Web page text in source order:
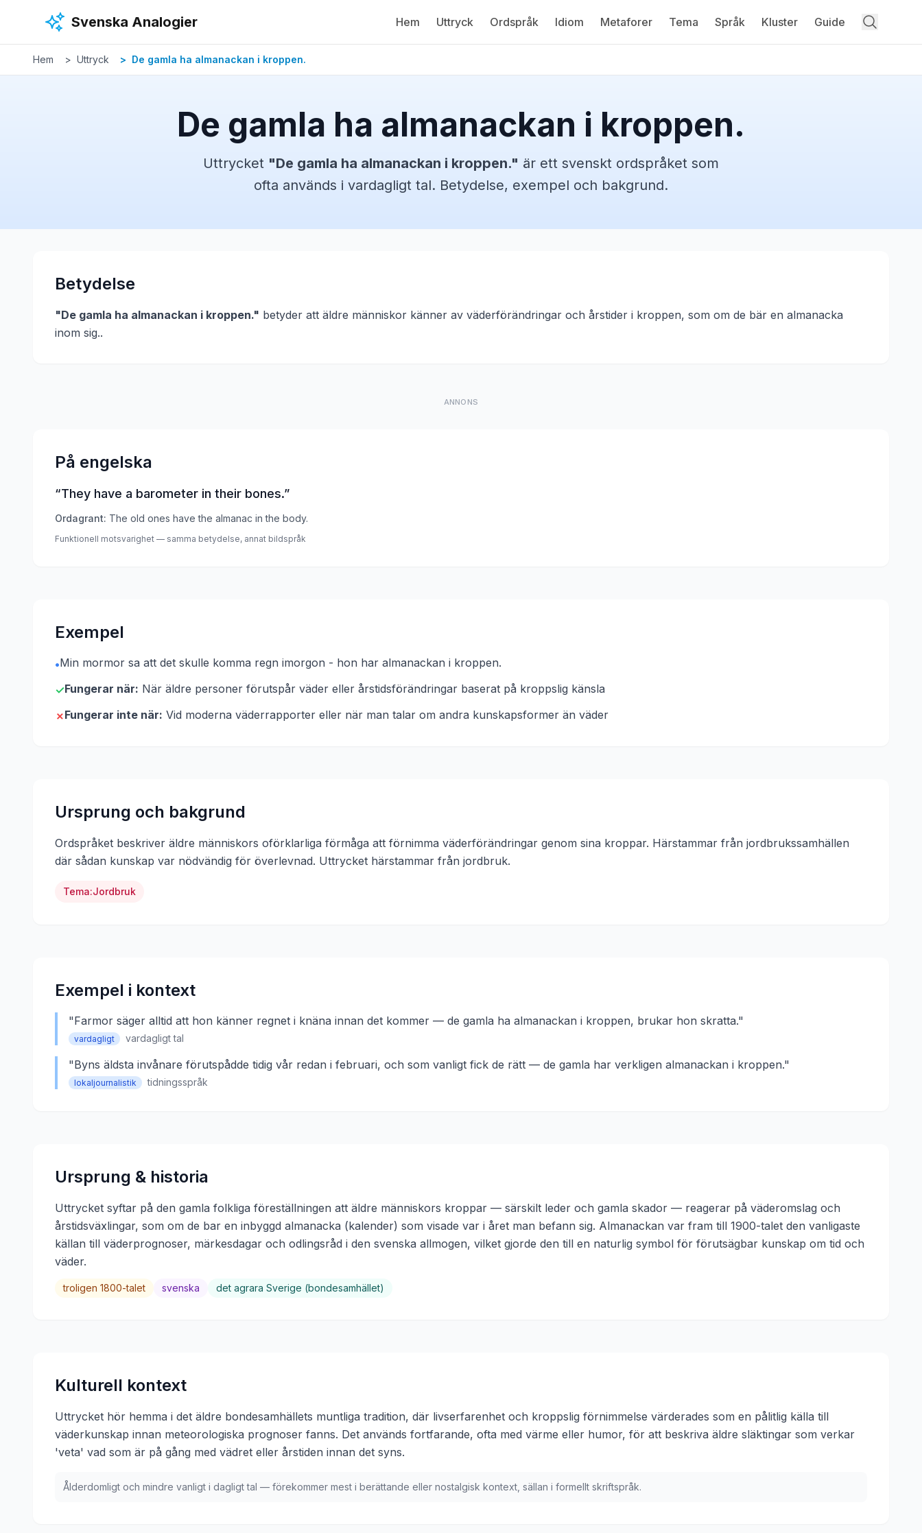
Svenska Analogier Hem Uttryck Ordspråk Idiom Metaforer Tema Språk Kluster Guide
Hem Uttryck De gamla ha almanackan i kroppen.
De gamla ha almanackan i kroppen.
Uttrycket "De gamla ha almanackan i kroppen." är ett svenskt ordspråket som
ofta används i vardagligt tal. Betydelse, exempel och bakgrund.
Betydelse
"De gamla ha almanackan i kroppen." betyder att äldre människor känner av väderförändringar och årstider i kroppen, som om de bär en almanacka
inom sig..
ANNONS
På engelska
“They have a barometer in their bones.”
Ordagrant: The old ones have the almanac in the body.
Funktionell motsvarighet — samma betydelse, annat bildspråk
Exempel
•Min mormor sa att det skulle komma regn imorgon - hon har almanackan i kroppen.
✓Fungerar när: När äldre personer förutspår väder eller årstidsförändringar baserat på kroppslig känsla
✗Fungerar inte när: Vid moderna väderrapporter eller när man talar om andra kunskapsformer än väder
Ursprung och bakgrund
Ordspråket beskriver äldre människors oförklarliga förmåga att förnimma väderförändringar genom sina kroppar. Härstammar från jordbrukssamhällen
där sådan kunskap var nödvändig för överlevnad. Uttrycket härstammar från jordbruk.
Tema:Jordbruk
Exempel i kontext
"Farmor säger alltid att hon känner regnet i knäna innan det kommer — de gamla ha almanackan i kroppen, brukar hon skratta."
vardagligt vardagligt tal
"Byns äldsta invånare förutspådde tidig vår redan i februari, och som vanligt fick de rätt — de gamla har verkligen almanackan i kroppen."
lokaljournalistik tidningsspråk
Ursprung & historia
Uttrycket syftar på den gamla folkliga föreställningen att äldre människors kroppar — särskilt leder och gamla skador — reagerar på väderomslag och
årstidsväxlingar, som om de bar en inbyggd almanacka (kalender) som visade var i året man befann sig. Almanackan var fram till 1900-talet den vanligaste
källan till väderprognoser, märkesdagar och odlingsråd i den svenska allmogen, vilket gjorde den till en naturlig symbol för förutsägbar kunskap om tid och
väder.
troligen 1800-talet svenska det agrara Sverige (bondesamhället)
Kulturell kontext
Uttrycket hör hemma i det äldre bondesamhällets muntliga tradition, där livserfarenhet och kroppslig förnimmelse värderades som en pålitlig källa till
väderkunskap innan meteorologiska prognoser fanns. Det används fortfarande, ofta med värme eller humor, för att beskriva äldre släktingar som verkar
'veta' vad som är på gång med vädret eller årstiden innan det syns.
Ålderdomligt och mindre vanligt i dagligt tal — förekommer mest i berättande eller nostalgisk kontext, sällan i formellt skriftspråk.